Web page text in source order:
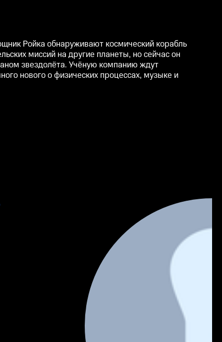
Ройка обнаруживают космический корабль
миссий на другие планеты, но сейчас он
звездолёта. Учёную компанию ждут
нового о физических процессах, музыке и